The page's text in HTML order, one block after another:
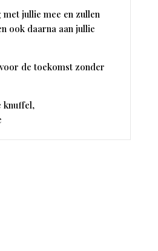
jullie mee en zullen
ook daarna aan jullie
de toekomst zonder
knuffel,